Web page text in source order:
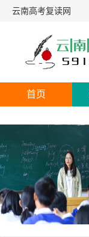
云南高考复读网
首页